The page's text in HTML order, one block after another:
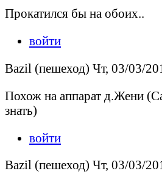
Прокатился бы на обоих..
войти
Bazil (пешеход) Чт, 03/03/
Похож на аппарат д.Жени
знать)
войти
Bazil (пешеход) Чт, 03/03/